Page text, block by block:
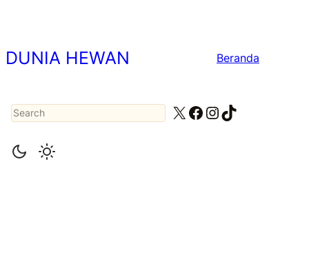
konten
DUNIA HEWAN Beranda
Search X Facebook
Instagram
TikTok